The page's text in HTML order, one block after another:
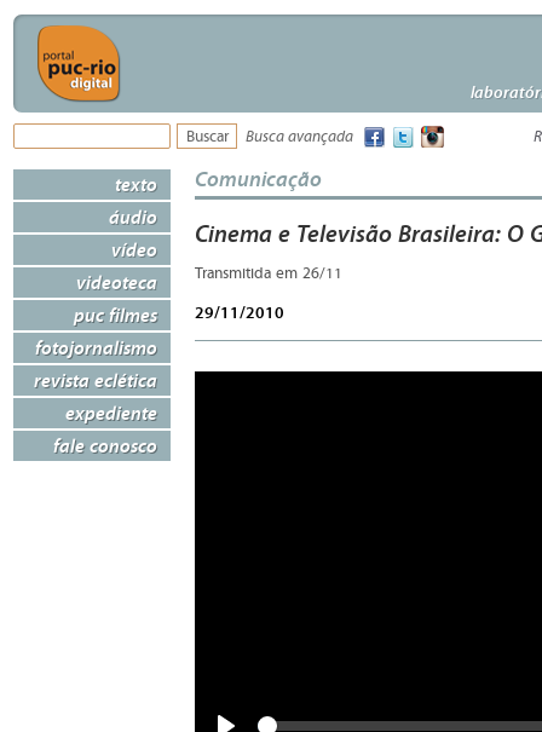
Busca avançada
texto
áudio
vídeo
videoteca
puc filmes
fotojornalismo
revista eclética
expediente
fale conosco
Comunicação
Cinema e Televisão Brasileira: O
Transmitida em 26/11
29/11/2010
Seek